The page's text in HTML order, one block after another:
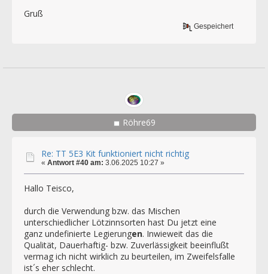
Gruß
Gespeichert
Röhre69
Re: TT 5E3 Kit funktioniert nicht richtig
« Antwort #40 am: 3.06.2025 10:27 »
Hallo Teisco,
durch die Verwendung bzw. das Mischen
unterschiedlicher Lötzinnsorten hast Du jetzt eine
ganz undefinierte Legierungen. Inwieweit das die
Qualität, Dauerhaftig- bzw. Zuverlässigkeit beeinflußt
vermag ich nicht wirklich zu beurteilen, im Zweifelsfalle
ist´s eher schlecht.